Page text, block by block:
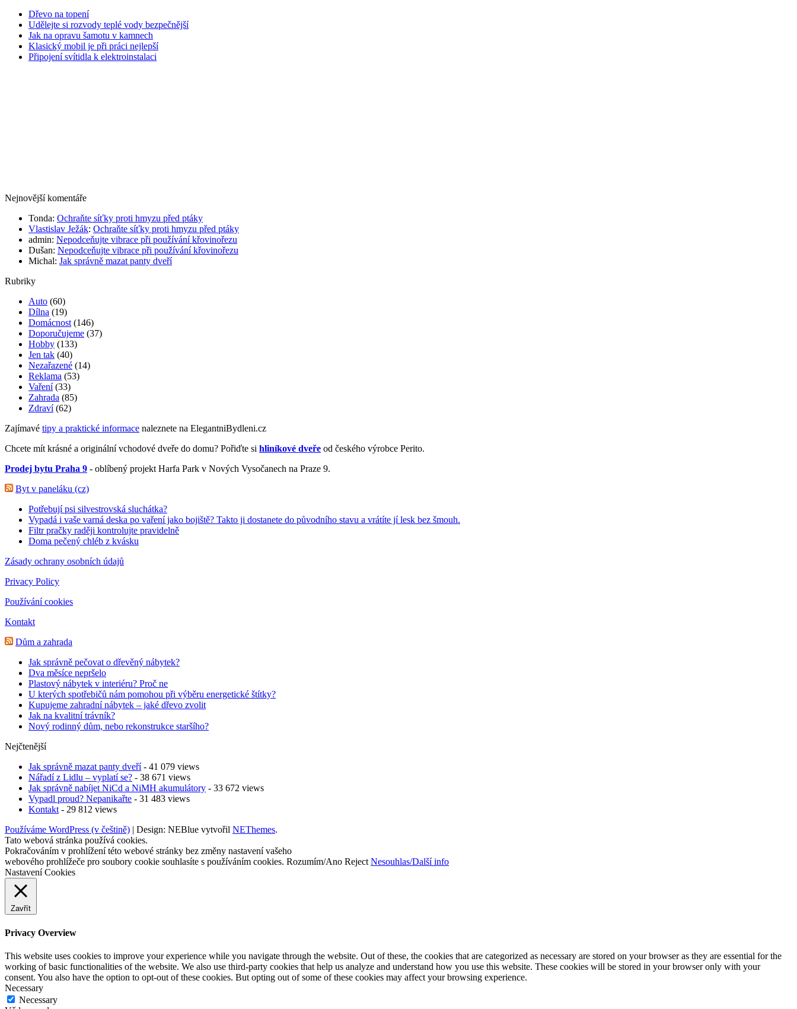
Dřevo na topení
Udělejte si rozvody teplé vody bezpečnější
Jak na opravu šamotu v kamnech
Klasický mobil je při práci nejlepší
Připojení svítidla k elektroinstalaci
Nejnovější komentáře
Tonda: Ochraňte síťky proti hmyzu před ptáky
Vlastislav Ježák: Ochraňte síťky proti hmyzu před ptáky
admin: Nepodceňujte vibrace při používání křovinořezu
Dušan: Nepodceňujte vibrace při používání křovinořezu
Michal: Jak správně mazat panty dveří
Rubriky
Auto (60)
Dílna (19)
Domácnost (146)
Doporučujeme (37)
Hobby (133)
Jen tak (40)
Nezařazené (14)
Reklama (53)
Vaření(33)
Zahrada (85)
Zdraví(62)
Zajímavé tipy a praktické informace naleznete na ElegantniBydleni.cz
Chcete mít krásné a originální vchodové dveře do domu? Pořiďte si hliníkové dveře od českého výrobce Perito.
Prodej bytu Praha 9 - oblíbený projekt Harfa Park v Nových Vysočanech na Praze 9.
Byt v paneláku (cz)
Potřebují psi silvestrovská sluchátka?
Vypadá i vaše varná deska po vaření jako bojiště? Takto ji dostanete do původního stavu a vrátíte jí lesk bez šmouh.
Filtr pračky raději kontrolujte pravidelně
Doma pečený chléb z kvásku
Zásady ochrany osobních údajů
Privacy Policy
Používání cookies
Kontakt
Dům a zahrada
Jak správně pečovat o dřevěný nábytek?
Dva měsíce nepršelo
Plastový nábytek v interiéru? Proč ne
U kterých spotřebičů nám pomohou při výběru energetické štítky?
Kupujeme zahradní nábytek – jaké dřevo zvolit
Jak na kvalitní trávník?
Nový rodinný dům, nebo rekonstrukce staršího?
Nejčtenější
Jak správně mazat panty dveří- 41 079 views
Nářadí z Lidlu – vyplatí se? - 38 671 views
Jak správně nabíjet NiCd a NiMH akumulátory - 33 672 views
Vypadl proud? Nepanikařte - 31 483 views
Kontakt - 29 812 views
Používáme WordPress (v češtině) | Design: NEBlue vytvořil NEThemes.
Tato webová stránka používá cookies.
Pokračováním v prohlížení této webové stránky bez změny nastavení vašeho
webového prohlížeče pro soubory cookie souhlasíte s používáním cookies. Rozumím/Ano Reject Nesouhlas/Další info
Nastavení Cookies
Zavřít
Privacy Overview
This website uses cookies to improve your experience while you navigate through the website. Out of these, the cookies that are categorized as necessary are stored on your browser as they are essential for the
working of basic functionalities of the website. We also use third-party cookies that help us analyze and understand how you use this website. These cookies will be stored in your browser only with your
consent. You also have the option to opt-out of these cookies. But opting out of some of these cookies may affect your browsing experience.
Necessary
Necessary